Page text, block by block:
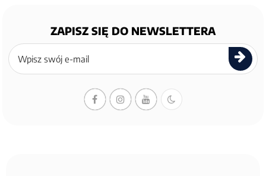
ZAPISZ SIĘ DO NEWSLETTERA
Zapisz
się
newslettera